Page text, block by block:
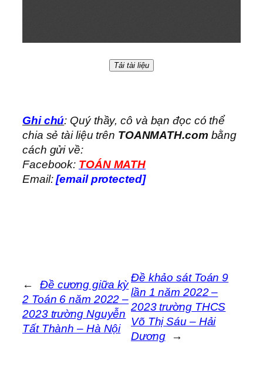
Tải tài liệu
Ghi chú: Quý thầy, cô và bạn đọc có thể
chia sẻ tài liệu trên TOANMATH.com bằng
cách gửi về:
Facebook: TOÁN MATH
Email:[email protected]
←
Đề cương giữa kỳ
2 Toán 6 năm 2022 –
2023 trường Nguyễn
Tất Thành – Hà Nội
Đề khảo sát Toán 9
lần 1 năm 2022 –
2023 trường THCS
Võ Thị Sáu – Hải
Dương
→